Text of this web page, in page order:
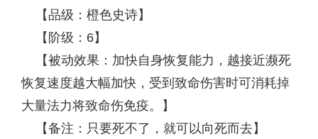
【品级：橙色史诗】
【阶级：6】
【被动效果：加快自身恢复能力，越接近濒死
恢复速度越大幅加快，受到致命伤害时可消耗掉
大量法力将致命伤免疫。】
【备注：只要死不了，就可以向死而去】